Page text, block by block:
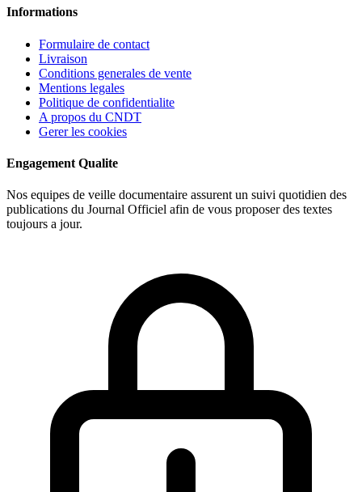
Informations
Formulaire de contact
Livraison
Conditions generales de vente
Mentions legales
Politique de confidentialite
A propos du CNDT
Gerer les cookies
Engagement Qualite
Nos equipes de veille documentaire assurent un suivi quotidien des
publications du Journal Officiel afin de vous proposer des textes
toujours a jour.